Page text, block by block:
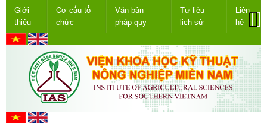
Giới
thiệu
Cơ cấu tổ
chức
Văn bản
pháp quy
Tư liệu
lịch sử
Liên
hệ